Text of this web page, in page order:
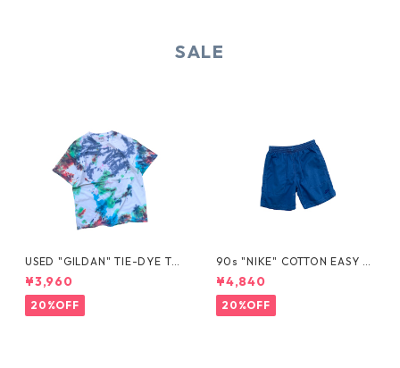
SALE
USED "GILDAN" TIE-DYE TE
E
¥3,960
20%OFF
90s "NIKE" COTTON EASY S
HORTS
¥4,840
20%OFF